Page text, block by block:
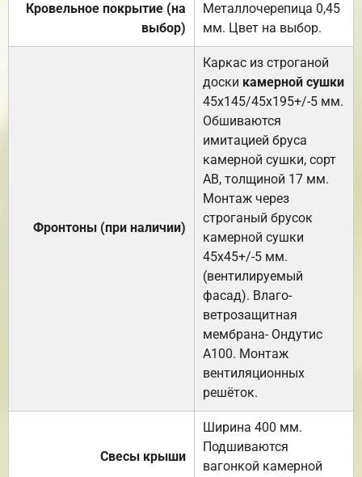
Кровельное покрытие (на
выбор)
Металлочерепица 0,45
мм. Цвет на выбор.
Фронтоны (при наличии)
Каркас из строганой
доски камерной сушки
45х145/45х195+/-5 мм.
Обшиваются
имитацией бруса
камерной сушки, сорт
АВ, толщиной 17 мм.
Монтаж через
строганый брусок
камерной сушки
45х45+/-5 мм.
(вентилируемый
фасад). Влаго-
ветрозащитная
мембрана- Ондутис
А100. Монтаж
вентиляционных
решёток.
Свесы крыши
Ширина 400 мм.
Подшиваются
вагонкой камерной